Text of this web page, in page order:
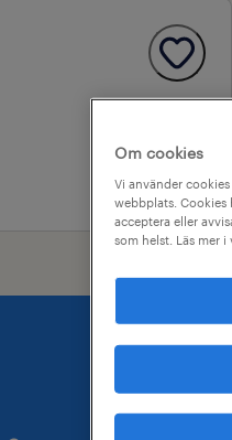
Om cookies
Vi använder
webbplats. Cookies
acceptera eller
som helst. Läs mer i